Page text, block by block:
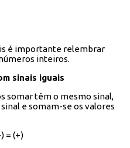
é importante relembrar
inteiros.
sinais iguais
somar têm o mesmo sinal,
e somam-se os valores
= (+)